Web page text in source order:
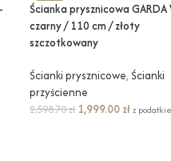
Ścianka prysznicowa GARDA
czarny / 110 cm / złoty
szczotkowany
Ścianki prysznicowe, Ścianki
przyścienne
2,598.70zł 1,999.00 zł z